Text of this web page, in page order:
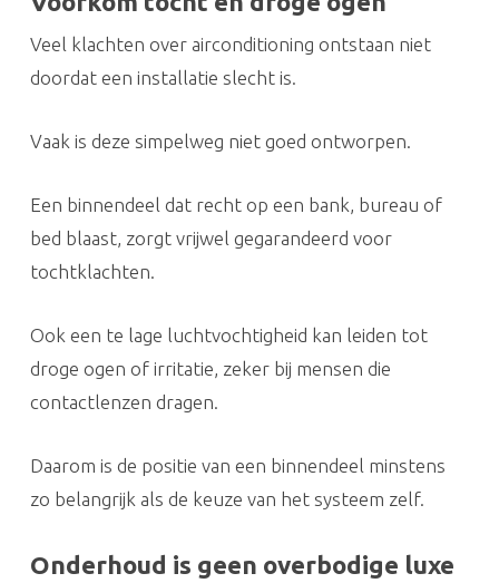
Veel klachten over airconditioning ontstaan niet
doordat een installatie slecht is.
Vaak is deze simpelweg niet goed ontworpen.
Een binnendeel dat recht op een bank, bureau of
bed blaast, zorgt vrijwel gegarandeerd voor
tochtklachten.
Ook een te lage luchtvochtigheid kan leiden tot
droge ogen of irritatie, zeker bij mensen die
contactlenzen dragen.
Daarom is de positie van een binnendeel minstens
zo belangrijk als de keuze van het systeem zelf.
Onderhoud is geen overbodige luxe